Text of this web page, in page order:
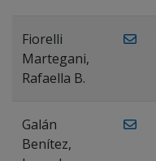
Fiorelli
Martegani,
Rafaella B.
Galán
Benítez,